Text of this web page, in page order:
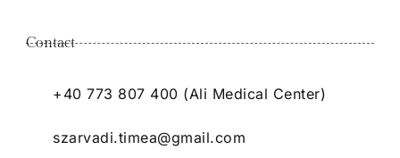
Contact
+40 773 807 400 (Ali Medical Center)
szarvadi.timea@gmail.com